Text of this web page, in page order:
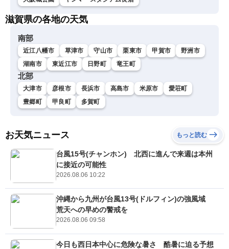
滋賀県の各地の天気
南部
近江八幡市 草津市 守山市 栗東市 甲賀市
野洲市
湖南市
東近江市 日野町 竜王町
北部
大津市 彦根市 長浜市 高島市 米原市
愛荘町
豊郷町
甲良町 多賀町
お天気ニュース もっと読む
台風15号(チャンホン) 北西に進んで来週は本州
に接近の可能性
2026.08.06 10:22
沖縄から九州が台風13号(ドルフィン)の強風域
荒天への早めの警戒を
2026.08.06 09:58
今日も西日本中心に危険な暑さ 酷暑に迫る予想